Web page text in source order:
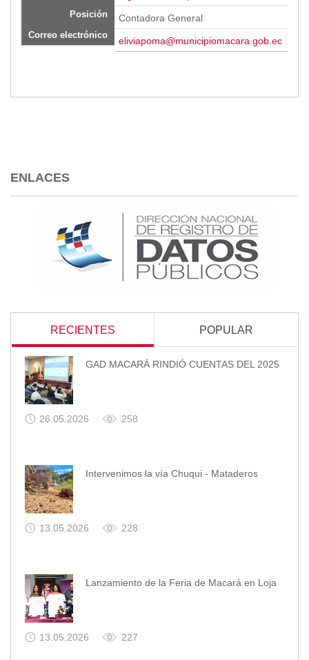
Posición
Correo electrónico
Contadora General
eliviapoma@municipiomacara.gob.ec
ENLACES
RECIENTES POPULAR
GAD MACARÁ RINDIÓ CUENTAS DEL 2025
26.05.2026 258
Intervenimos la vía Chuqui - Mataderos
13.05.2026 228
Lanzamiento de la Feria de Macará en Loja
13.05.2026 227